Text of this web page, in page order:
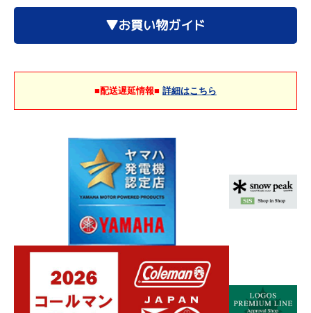
▼お買い物ガイド
■配送遅延情報■ 詳細はこちら